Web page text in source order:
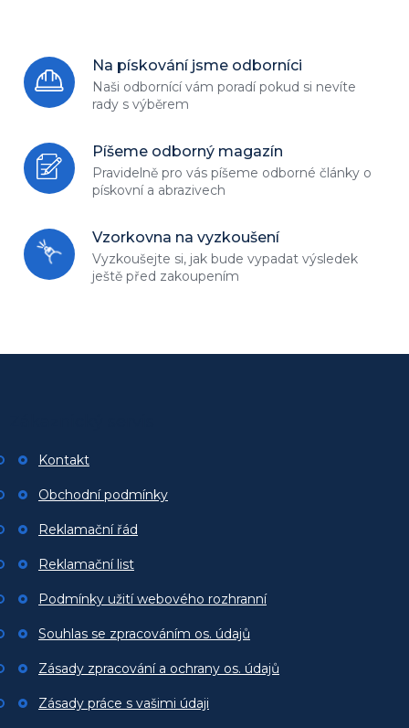
Na pískování jsme odborníci
Naši odbornící vám poradí pokud si nevíte
rady s výběrem
Píšeme odborný magazín
Pravidelně pro vás píšeme odborné články o
pískovní a abrazivech
Vzorkovna na vyzkoušení
Vyzkoušejte si, jak bude vypadat výsledek
ještě před zakoupením
í
Kontakt
Obchodní podmínky
Reklamační řád
Reklamační list
Podmínky užití webového rozhranní
Souhlas se zpracováním os. údajů
Zásady zpracování a ochrany os. údajů
Zásady práce s vašimi údaji